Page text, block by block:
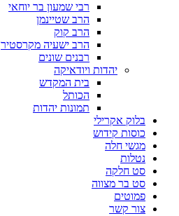
רבי שמעון בר יוחאי
הרב שטיינמן
הרב קוק
הרב ישעיה מקרסטיר
רבנים שונים
יהדות ויודאיקה
בית המקדש
הכותל
תמונות יהדות
בלוק אקרילי
כוסות קידוש
מגשי חלה
נטלות
סט חלקה
סט בר מצווה
פמוטים
צור קשר